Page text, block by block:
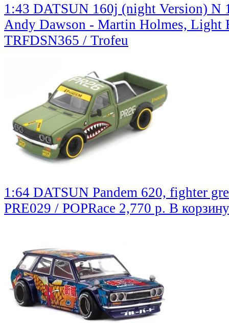
1:43 DATSUN 160j (night Version) N
Andy Dawson - Martin Holmes, Light
TRFDSN365 / Trofeu
1:64 DATSUN Pandem 620, fighter
PRE029 / POPRace 2,770 р. В корзину